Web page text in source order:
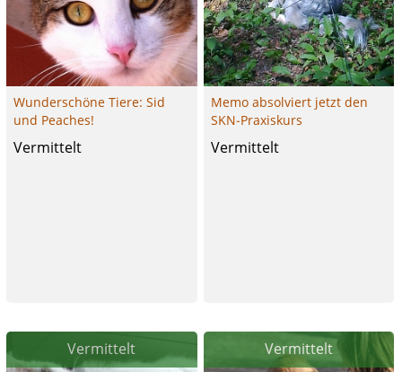
Wunderschöne Tiere: Sid
und Peaches!
Vermittelt
Memo absolviert jetzt den
SKN-Praxiskurs
Vermittelt
Vermittelt Vermittelt